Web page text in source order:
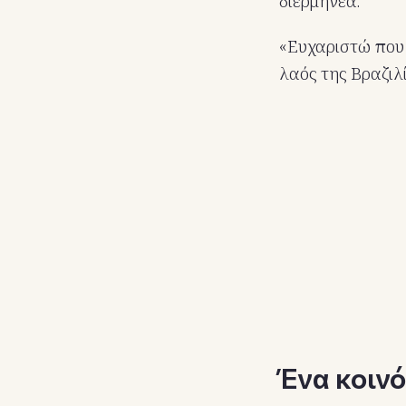
«Ευχαριστώ που
λαός της
Ένα